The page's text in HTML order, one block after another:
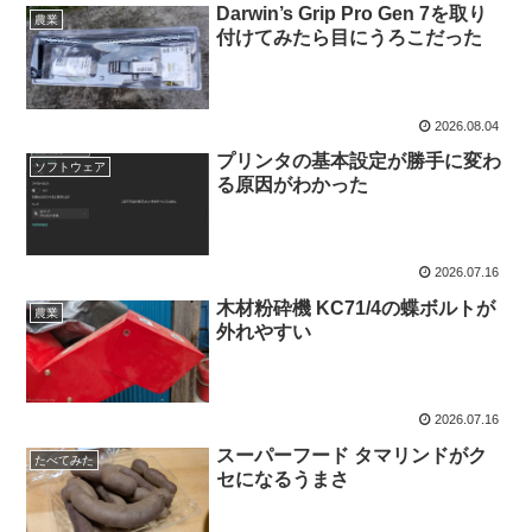
農業
Darwin’s Grip Pro Gen 7を取り
付けてみたら目にうろこだった
2026.08.04
ソフトウェア
プリンタの基本設定が勝手に変わ
る原因がわかった
2026.07.16
農業
木材粉砕機 KC71/4の蝶ボルトが
外れやすい
2026.07.16
たべてみた
スーパーフード タマリンドがク
セになるうまさ